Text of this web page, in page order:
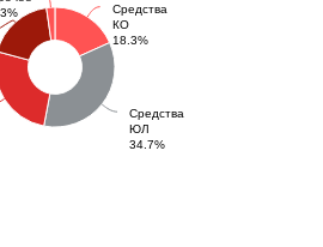
Средства
КО
18.3%
Средства
ЮЛ
34.7%